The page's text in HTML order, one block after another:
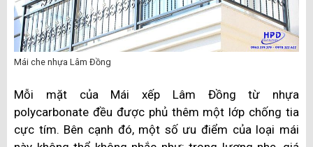
Mái che nhựa Lâm Đồng
Mỗi mặt của Mái xếp Lâm Đồng từ nhựa
polycarbonate đều được phủ thêm một lớp chống tia
cực tím. Bên cạnh đó, một số ưu điểm của loại mái